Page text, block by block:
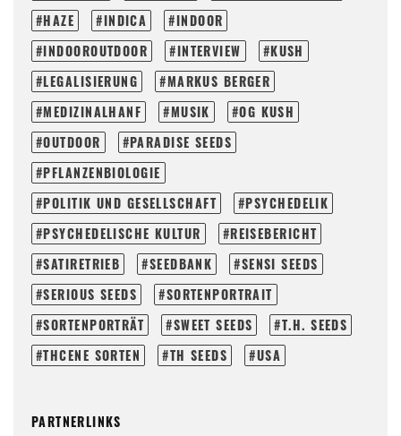
HAZE
INDICA
INDOOR
INDOOROUTDOOR
INTERVIEW
KUSH
LEGALISIERUNG
MARKUS BERGER
MEDIZINALHANF
MUSIK
OG KUSH
OUTDOOR
PARADISE SEEDS
PFLANZENBIOLOGIE
POLITIK UND GESELLSCHAFT
PSYCHEDELIK
PSYCHEDELISCHE KULTUR
REISEBERICHT
SATIRETRIEB
SEEDBANK
SENSI SEEDS
SERIOUS SEEDS
SORTENPORTRAIT
SORTENPORTRÄT
SWEET SEEDS
T.H. SEEDS
THCENE SORTEN
TH SEEDS USA
PARTNERLINKS